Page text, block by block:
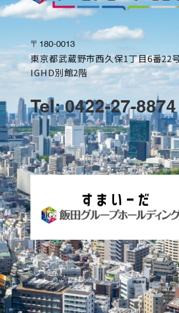
〒180-0013
東京都武蔵野市西久保1丁目6番22
IGHD別館2階
Tel: 0422-27-8874